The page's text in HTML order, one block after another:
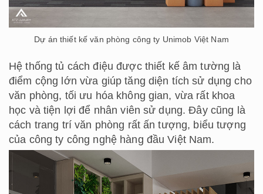
Dự án thiết kế văn phòng công ty Unimob Việt Nam
Hệ thống tủ cách điệu được thiết kế âm tường là
điểm cộng lớn vừa giúp tăng diện tích sử dụng cho
văn phòng, tối ưu hóa không gian, vừa rất khoa
học và tiện lợi để nhân viên sử dụng. Đây cũng là
cách trang trí văn phòng rất ấn tượng, biểu tượng
của công ty công nghệ hàng đầu Việt Nam.